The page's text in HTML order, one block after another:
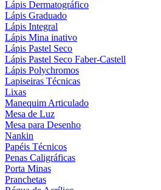
Lápis Dermatográfico
Lápis Graduado
Lápis Integral
Lápis Mina inativo
Lápis Pastel Seco
Lápis Pastel Seco Faber-Castell
Lápis Polychromos
Lapiseiras Técnicas
Lixas
Manequim Articulado
Mesa de Luz
Mesa para Desenho
Nankin
Papéis Técnicos
Penas Caligráficas
Porta Minas
Pranchetas